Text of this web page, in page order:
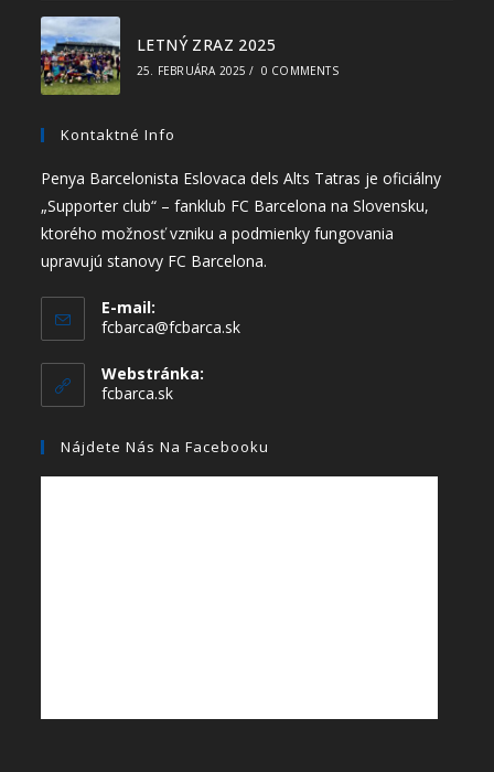
LETNÝ ZRAZ 2025
25. FEBRUÁRA 2025 / 0 COMMENTS
Kontaktné Info
Penya Barcelonista Eslovaca dels Alts Tatras je oficiálny
„Supporter club“ – fanklub FC Barcelona na Slovensku,
ktorého možnosť vzniku a podmienky fungovania
upravujú stanovy FC Barcelona.
E-mail:
fcbarca@fcbarca.sk
Webstránka:
fcbarca.sk
Nájdete Nás Na Facebooku